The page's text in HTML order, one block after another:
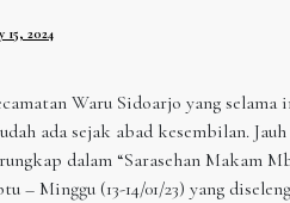
15, 2024
Waru Sidoarjo yang
ada sejak abad kesembilan.
dalam “Sarasehan Makam
– Minggu (13-14/01/23) yang